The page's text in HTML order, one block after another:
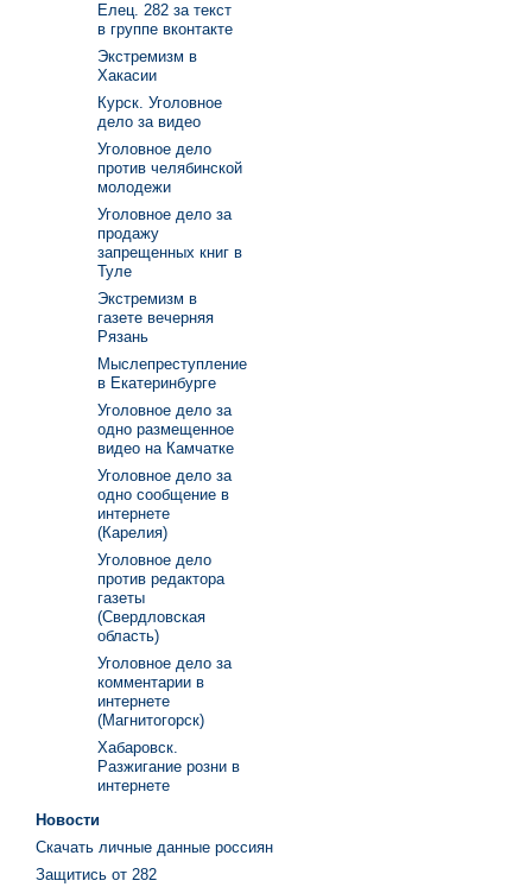
Елец. 282 за текст
в группе вконтакте
Экстремизм в
Хакасии
Курск. Уголовное
дело за видео
Уголовное дело
против челябинской
молодежи
Уголовное дело за
продажу
запрещенных книг в
Туле
Экстремизм в
газете вечерняя
Рязань
Мыслепреступление
в Екатеринбурге
Уголовное дело за
одно размещенное
видео на Камчатке
Уголовное дело за
одно сообщение в
интернете
(Карелия)
Уголовное дело
против редактора
газеты
(Свердловская
область)
Уголовное дело за
комментарии в
интернете
(Магнитогорск)
Хабаровск.
Разжигание розни в
интернете
Новости
Скачать личные данные россиян
Защитись от 282